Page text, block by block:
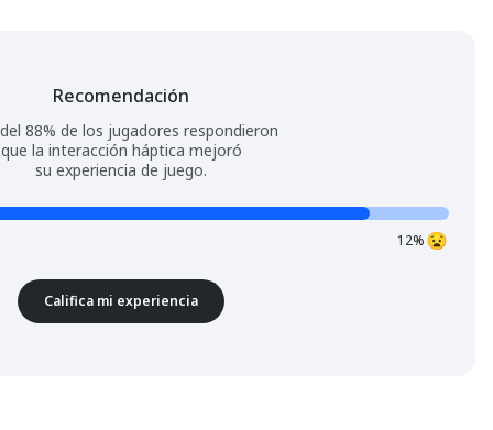
Recomendación
88% de los jugadores respondieron
que la interacción háptica mejoró
su experiencia de juego.
12%
Califica mi experiencia